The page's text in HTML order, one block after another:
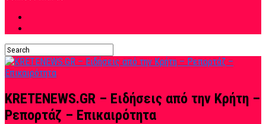
KRETENEWS.GR – Ειδήσεις από την Κρήτη –
Ρεπορτάζ – Επικαιρότητα